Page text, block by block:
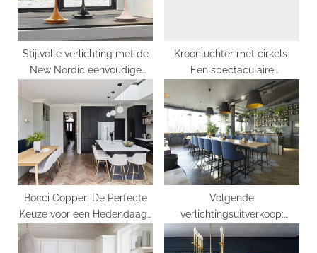
s
t
:
:
Stijlvolle verlichting met de
New Nordic eenvoudige
Kroonluchter met cirkels:
Een spectaculaire
toevoeging aan elk interieur
Bocci Copper: De Perfecte
Keuze voor een Hedendaags
Volgende
verlichtingsuitverkoop:
bespaar geld en geef je huis
een nieuwe look!